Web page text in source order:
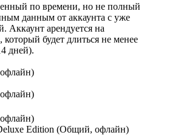
по времени, но не полный
данным от аккаунта с уже
Аккаунт арендуется на
будет длиться не менее
дней).
Edition (Общий, офлайн)